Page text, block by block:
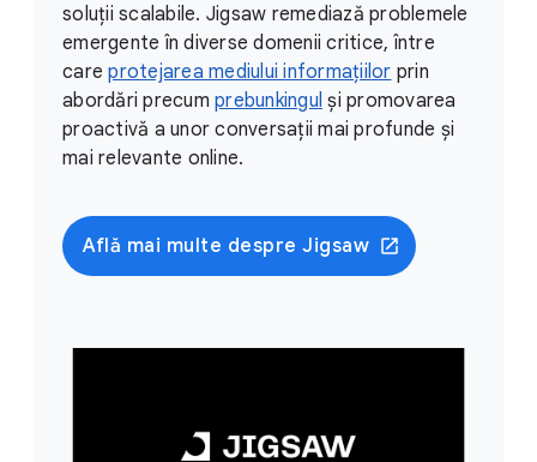
soluții scalabile. Jigsaw remediază problemele
emergente în diverse domenii critice, între
careprotejarea mediului informațiilor prin
abordări precum prebunkingul și promovarea
proactivă a unor conversații mai profunde și
mai relevante online.
Află mai multe despre Jigsaw